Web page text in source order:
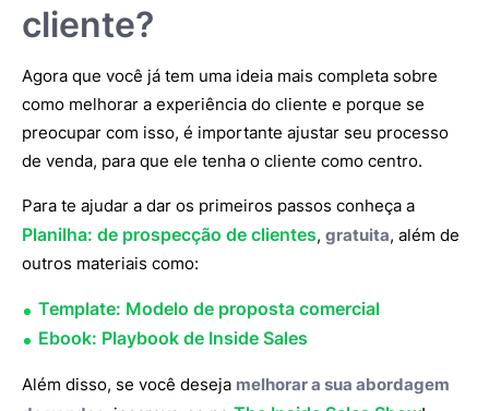
cliente?
Agora que você já tem uma ideia mais completa sobre
como melhorar a experiência do cliente e porque se
preocupar com isso, é importante ajustar seu processo
de venda, para que ele tenha o cliente como centro.
Para te ajudar a dar os primeiros passos conheça a
Planilha: de prospecção de clientes, gratuita, além de
outros materiais como:
Template: Modelo de proposta comercial
Ebook: Playbook de Inside Sales
Além disso, se você deseja melhorar a sua abordagem